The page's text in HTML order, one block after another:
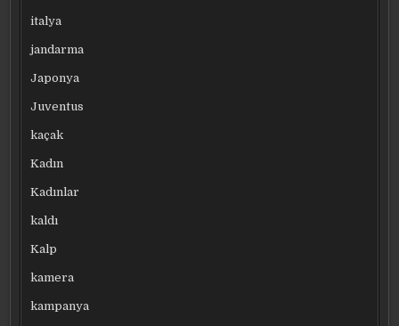
italya
jandarma
Japonya
Juventus
kaçak
Kadın
Kadınlar
kaldı
Kalp
kamera
kampanya